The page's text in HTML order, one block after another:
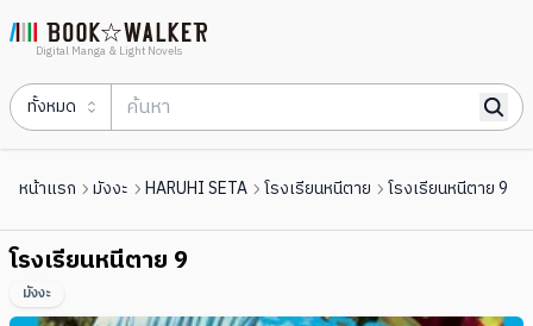
Digital Manga & Light Novels
ทั้งหมด
หน้าแรก มังงะ HARUHI SETA โรงเรียนหนีตาย โรงเรียนหนีตาย 9
โรงเรียนหนีตาย 9
มังงะ